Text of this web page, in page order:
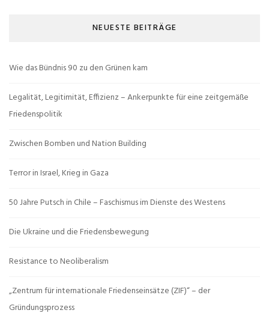
NEUESTE BEITRÄGE
Wie das Bündnis 90 zu den Grünen kam
Legalität, Legitimität, Effizienz – Ankerpunkte für eine zeitgemäße
Friedenspolitik
Zwischen Bomben und Nation Building
Terror in Israel, Krieg in Gaza
50 Jahre Putsch in Chile – Faschismus im Dienste des Westens
Die Ukraine und die Friedensbewegung
Resistance to Neoliberalism
„Zentrum für internationale Friedenseinsätze (ZIF)“ – der
Gründungsprozess